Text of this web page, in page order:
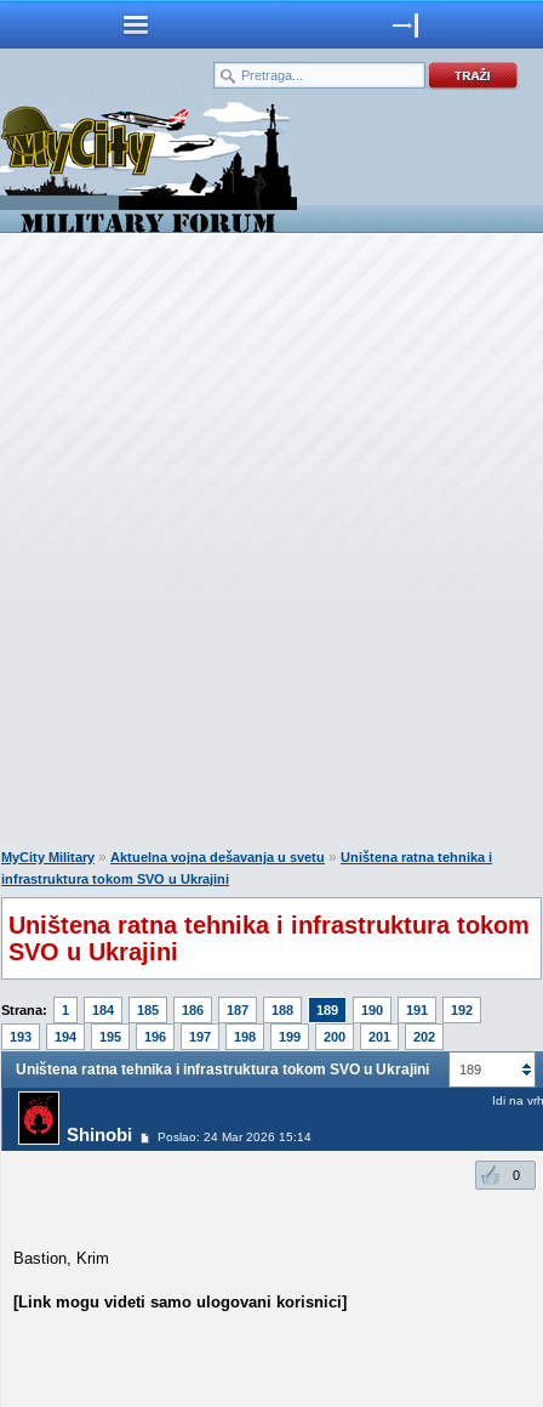
MyCity Military » Aktuelna vojna dešavanja u svetu » Uništena ratna tehnika i
infrastruktura tokom SVO u Ukrajini
Uništena ratna tehnika i infrastruktura tokom
SVO u Ukrajini
Strana: 1 184 185 186 187 188 189 190 191
192
193
194 195 196 197 198 199 200 201 202
189
Uništena ratna tehnika i infrastruktura tokom SVO u Ukrajini
Shinobi Poslao: 24 Mar 2026 15:14
Idi na vrh
0
Bastion, Krim
[Link mogu videti samo ulogovani korisnici]